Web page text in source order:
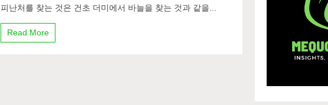
피난처를 찾는 것은 건초 더미에서 바늘을 찾는 것과 같을...
Read More